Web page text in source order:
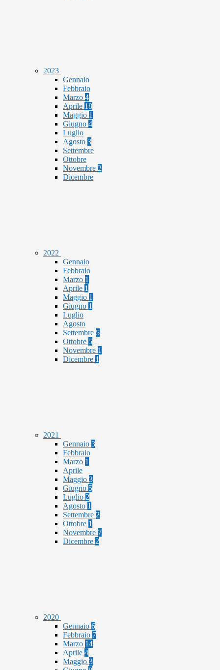
2023
Gennaio
Febbraio
Marzo 4
Aprile 18
Maggio 1
Giugno 4
Luglio
Agosto 3
Settembre
Ottobre
Novembre 2
Dicembre
2022
Gennaio
Febbraio
Marzo 1
Aprile 1
Maggio 1
Giugno 1
Luglio
Agosto
Settembre 5
Ottobre 5
Novembre 1
Dicembre 1
2021
Gennaio 3
Febbraio
Marzo 1
Aprile
Maggio 3
Giugno 5
Luglio 2
Agosto 1
Settembre 2
Ottobre 1
Novembre 7
Dicembre 2
2020
Gennaio 6
Febbraio 7
Marzo 14
Aprile 4
Maggio 3